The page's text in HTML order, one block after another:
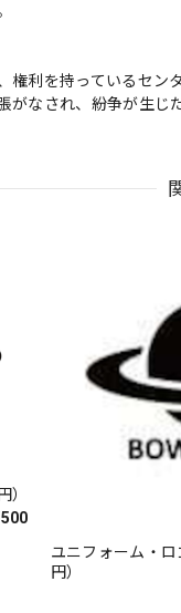
権利を持っているセ
がなされ、紛争が生
）
ユニフォーム・
円）